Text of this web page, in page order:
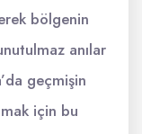
bölgenin
anılar
geçmişin
için bu